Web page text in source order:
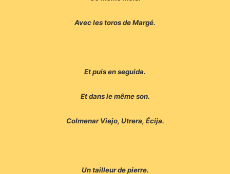
Avec les toros de Margé.
Et puis en seguida.
Et dans le même son.
Colmenar Viejo, Utrera, Écija.
Un tailleur de pierre.